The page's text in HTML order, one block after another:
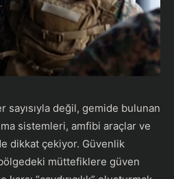
sayısıyla değil, gemide bulunan
sistemleri, amfibi araçlar ve
dikkat çekiyor. Güvenlik
müttefiklere güven